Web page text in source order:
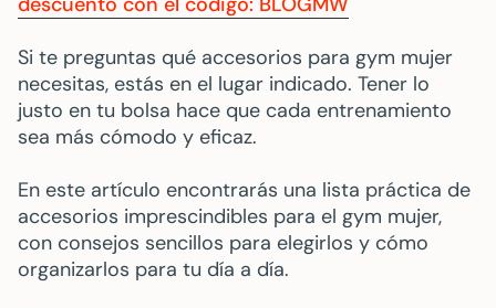
Si te preguntas qué accesorios para gym mujer
necesitas, estás en el lugar indicado. Tener lo
justo en tu bolsa hace que cada entrenamiento
sea más cómodo y eficaz.
En este artículo encontrarás una lista práctica de
accesorios imprescindibles para el gym mujer,
con consejos sencillos para elegirlos y cómo
organizarlos para tu día a día.